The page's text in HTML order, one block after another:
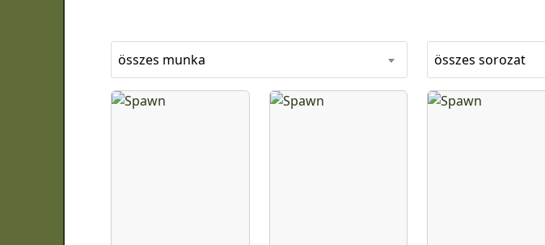
összes munka összes sorozat